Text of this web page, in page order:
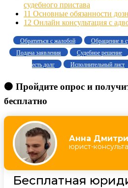
судебного пристава
11 Основные обязанности
12 Онлайн консультация с
Обратиться с жалобой Обращение в
Подача заявления
Судебное решение
есть долг
Исполнительный лист
🟠 Пройдите опрос и
бесплатно